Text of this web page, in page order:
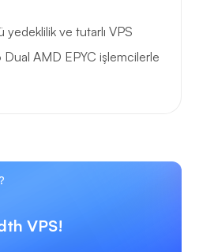
ve tutarlı VPS
AMD EPYC işlemcilerle
VPS!